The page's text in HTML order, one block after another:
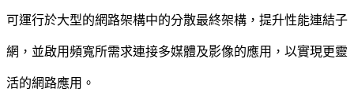
可運行於大型的網路架構中的分散最終架構，提升性能連結子
網，並啟用頻寬所需求連接多媒體及影像的應用，以實現更靈
活的網路應用。